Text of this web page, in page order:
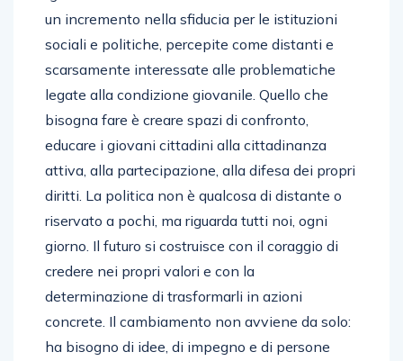
un incremento nella sfiducia per le istituzioni
sociali e politiche, percepite come distanti e
scarsamente interessate alle problematiche
legate alla condizione giovanile. Quello che
bisogna fare è creare spazi di confronto,
educare i giovani cittadini alla cittadinanza
attiva, alla partecipazione, alla difesa dei propri
diritti. La politica non è qualcosa di distante o
riservato a pochi, ma riguarda tutti noi, ogni
giorno. Il futuro si costruisce con il coraggio di
credere nei propri valori e con la
determinazione di trasformarli in azioni
concrete. Il cambiamento non avviene da solo:
ha bisogno di idee, di impegno e di persone